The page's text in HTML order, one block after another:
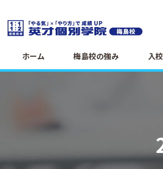
ホーム 梅島校の強み 入